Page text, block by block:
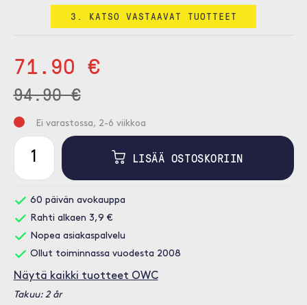
3. KATSO VASTAAVAT TUOTTEET
71.90 €
94.90 €
Ei varastossa, 2-6 viikkoa
LISÄÄ OSTOSKORIIN
60 päivän avokauppa
Rahti alkaen 3,9 €
Nopea asiakaspalvelu
Ollut toiminnassa vuodesta 2008
Näytä kaikki tuotteet OWC
Takuu: 2 år